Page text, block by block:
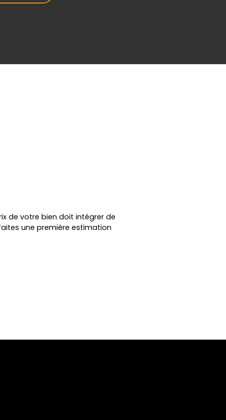
de votre bien doit intégrer de
une première estimation